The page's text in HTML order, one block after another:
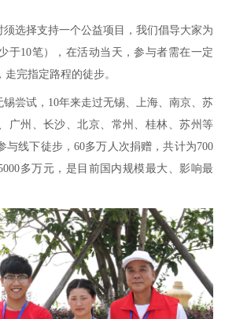
选择支持一个公益项目，我们倡导大家为
于10笔），在活动当天，参与者需在一定
完指定路程的徒步。
尝试，10年来走过无锡、上海、南京、苏
广州、长沙、北京、常州、桂林、苏州等
与线下徒步，60多万人次捐赠，共计为700
多万元，是目前国内规模最大、影响最